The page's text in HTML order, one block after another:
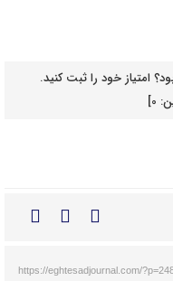
امتیاز خود را ثبت کنید.
0
]
https://eghtesadjournal.com/